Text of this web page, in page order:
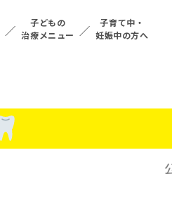
子どもの
治療メニュー
子育て中・
妊娠中の方へ